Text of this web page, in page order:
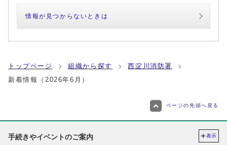
情報が見つからないときは
トップページ 組織から探す
西淀川消防署
新着情報（2026年6月）
ページの先頭へ戻る
手続きやイベントのご案内 表示